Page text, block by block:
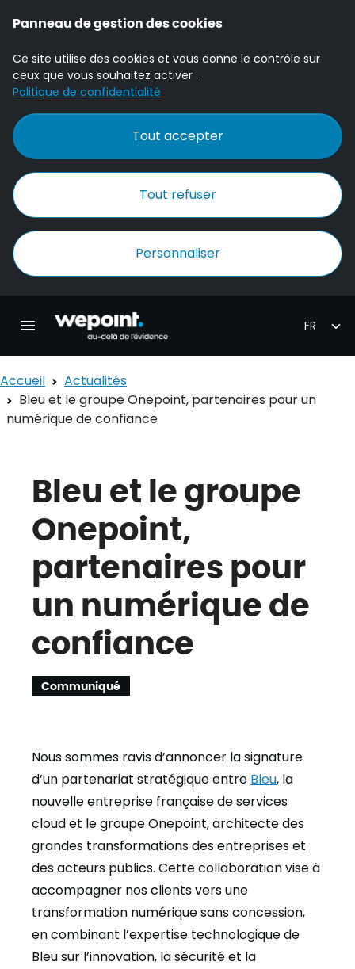
Panneau de gestion des cookies
Ce site utilise des cookies et vous donne le contrôle sur
ceux que vous souhaitez activer .
Politique de confidentialité
Tout accepter
Tout refuser
Personnaliser
Ouvrir la navigation principale
Accueil
Actualités
Bleu et le groupe Onepoint, partenaires pour un
numérique de confiance
Bleu et le groupe
Onepoint,
partenaires pour
un numérique de
confiance
Communiqué
Nous sommes ravis d’annoncer la signature
d’un partenariat stratégique entre Bleu, la
nouvelle entreprise française de services
cloud et le groupe Onepoint, architecte des
grandes transformations des entreprises et
des acteurs publics. Cette collaboration vise à
accompagner nos clients vers une
transformation numérique sans concession,
en combinant l’expertise technologique de
Bleu sur l’innovation, la sécurité et la